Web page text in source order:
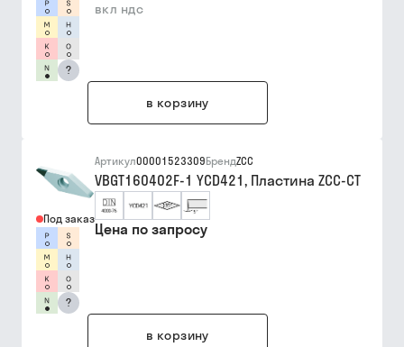
?
вкл ндс
в корзину
Под заказ
?
Артикул00001523309БрендZCC
VBGT160402F-1 YCD421, Пластина ZCC-CT
Цена по запросу
в корзину